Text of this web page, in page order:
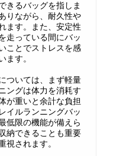
きるバッグを指しま
りながら、耐久性や
ます。また、安定性
走っている間にバッ
ことでストレスを感
ます。
ついては、まず軽量
ングは体力を消耗す
が重いと余計な負担
イルランニングバッ
低限の機能が備えら
納できることも重要
視されます。